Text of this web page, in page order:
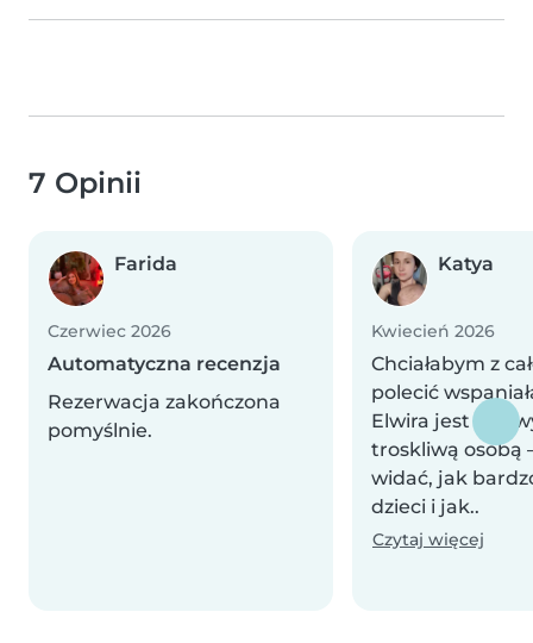
7 Opinii
Farida
Czerwiec 2026
Automatyczna recenzja
Rezerwacja zakończona
pomyślnie.
Katya
Kwiecień 2026
Chciałabym z
polecić
Elwira jest
troskliwą osobą
widać, jak
dzieci i jak..
Czytaj więcej